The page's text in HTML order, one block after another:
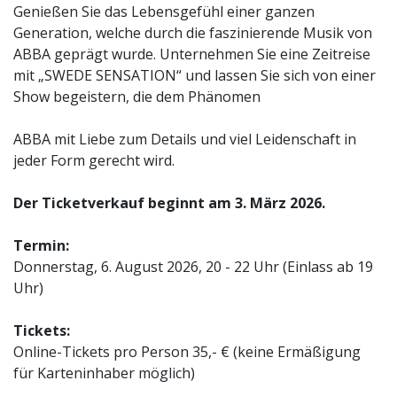
Genießen Sie das Lebensgefühl einer ganzen
Generation, welche durch die faszinierende Musik von
ABBA geprägt wurde. Unternehmen Sie eine Zeitreise
mit „SWEDE SENSATION“ und lassen Sie sich von einer
Show begeistern, die dem Phänomen
ABBA mit Liebe zum Details und viel Leidenschaft in
jeder Form gerecht wird.
Der Ticketverkauf beginnt am 3. März 2026.
Termin:
Donnerstag, 6. August 2026, 20 - 22 Uhr (Einlass ab 19
Uhr)
Tickets:
Online-Tickets pro Person 35,- € (keine Ermäßigung
für Karteninhaber möglich)